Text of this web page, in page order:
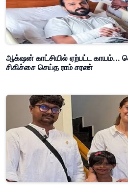
ஆக்‌ஷன் காட்சியில் ஏற்பட்ட காயம்...
சிகிச்சை செய்த ராம் சரண்